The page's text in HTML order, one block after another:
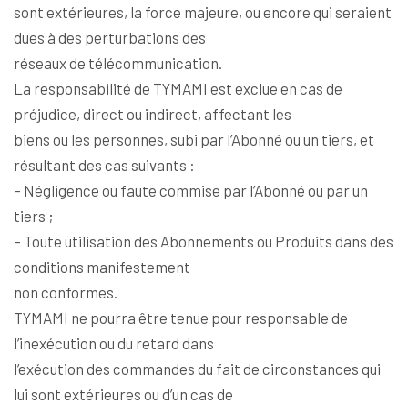
sont extérieures, la force majeure, ou encore qui seraient
dues à des perturbations des
réseaux de télécommunication.
La responsabilité de TYMAMI est exclue en cas de
préjudice, direct ou indirect, affectant les
biens ou les personnes, subi par l’Abonné ou un tiers, et
résultant des cas suivants :
– Négligence ou faute commise par l’Abonné ou par un
tiers ;
– Toute utilisation des Abonnements ou Produits dans des
conditions manifestement
non conformes.
TYMAMI ne pourra être tenue pour responsable de
l’inexécution ou du retard dans
l’exécution des commandes du fait de circonstances qui
lui sont extérieures ou d’un cas de